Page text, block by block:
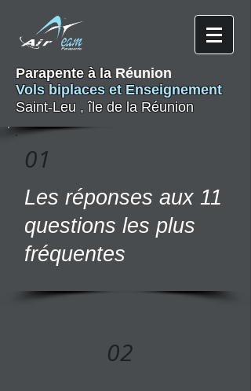
Parapente​ à la Réunion
Vols biplaces et Enseignement
Saint-Leu , île de la Réunion
01
Les réponses aux 11
questions les plus
fréquentes
02